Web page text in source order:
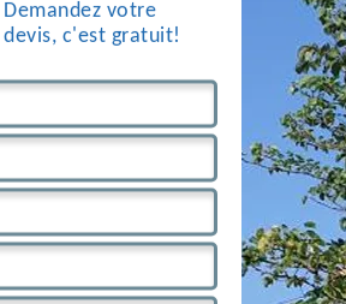
Demandez votre
devis, c'est gratuit!